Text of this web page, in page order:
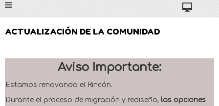
ACTUALIZACIÓN DE LA COMUNIDAD
Aviso Importante:
Estamos renovando el Rincón.
Durante el proceso de migración y rediseño, las opciones